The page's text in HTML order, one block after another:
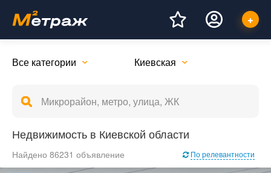
Все категории Киевская
Недвижимость в Киевской области
Найдено 86231 объявление По релевантности